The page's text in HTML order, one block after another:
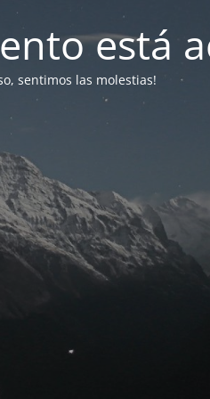
está
sentimos las molestias!